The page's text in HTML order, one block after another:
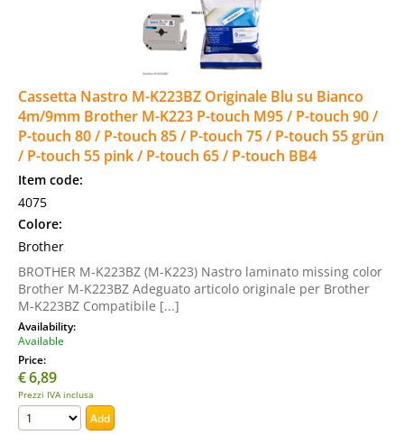
Cassetta Nastro M-K223BZ Originale Blu su Bianco
4m/9mm Brother M-K223 P-touch M95 / P-touch 90 /
P-touch 80 / P-touch 85 / P-touch 75 / P-touch 55 grün
/ P-touch 55 pink / P-touch 65 / P-touch BB4
Item code:
4075
Colore:
Brother
BROTHER M-K223BZ (M-K223) Nastro laminato missing color
Brother M-K223BZ Adeguato articolo originale per Brother
M-K223BZ Compatibile [...]
Availability:
Available
Price:
€6,89
Prezzi IVA inclusa